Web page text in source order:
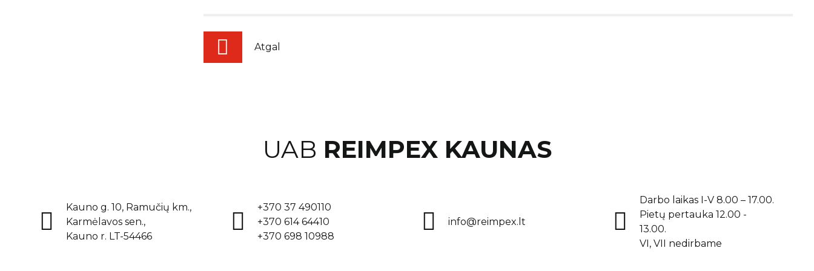
Atgal
UAB REIMPEX KAUNAS
Kauno g. 10, Ramučių km.,
Karmėlavos sen.,
Kauno r. LT-54466
+370 37 490110
+370 614 64410
+370 698 10988
info@reimpex.lt
Darbo laikas I-V 8.00 – 17.00.
Pietų pertauka 12.00 -
13.00.
VI, VII nedirbame